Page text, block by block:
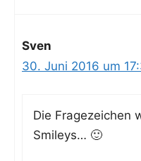
Sven
30. Juni 2016 um
Die Fra­ge­zei­chen
Smileys… 🙂